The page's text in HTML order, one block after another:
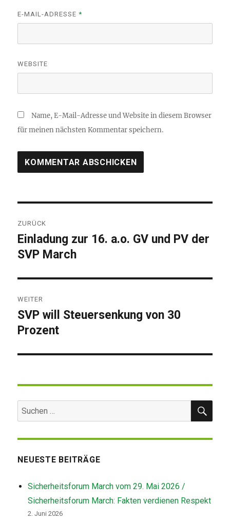
E-MAIL-ADRESSE*
WEBSITE
Name, E-Mail-Adresse und Website in diesem Browser
für meinen nächsten Kommentar speichern.
ZURÜCK
Vorheriger
Beitrag:
Einladung zur 16. a.o. GV und PV der
SVP March
WEITER
Nächster
Beitrag:
SVP will Steuersenkung von 30
Prozent
Suchen
nach:
NEUESTE BEITRÄGE
Sicherheitsforum March vom 29. Mai 2026 /
Sicherheitsforum March: Fakten verdienen Respekt
2. Juni 2026